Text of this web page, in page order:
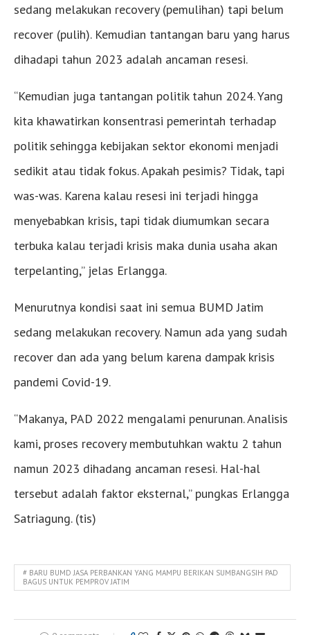
sedang melakukan recovery (pemulihan) tapi belum
recover (pulih). Kemudian tantangan baru yang harus
dihadapi tahun 2023 adalah ancaman resesi.
“Kemudian juga tantangan politik tahun 2024. Yang
kita khawatirkan konsentrasi pemerintah terhadap
politik sehingga kebijakan sektor ekonomi menjadi
sedikit atau tidak fokus. Apakah pesimis? Tidak, tapi
was-was. Karena kalau resesi ini terjadi hingga
menyebabkan krisis, tapi tidak diumumkan secara
terbuka kalau terjadi krisis maka dunia usaha akan
terpelanting,” jelas Erlangga.
Menurutnya kondisi saat ini semua BUMD Jatim
sedang melakukan recovery. Namun ada yang sudah
recover dan ada yang belum karena dampak krisis
pandemi Covid-19.
“Makanya, PAD 2022 mengalami penurunan. Analisis
kami, proses recovery membutuhkan waktu 2 tahun
namun 2023 dihadang ancaman resesi. Hal-hal
tersebut adalah faktor eksternal,” pungkas Erlangga
Satriagung. (tis)
# BARU BUMD JASA PERBANKAN YANG MAMPU BERIKAN SUMBANGSIH PAD
BAGUS UNTUK PEMPROV JATIM